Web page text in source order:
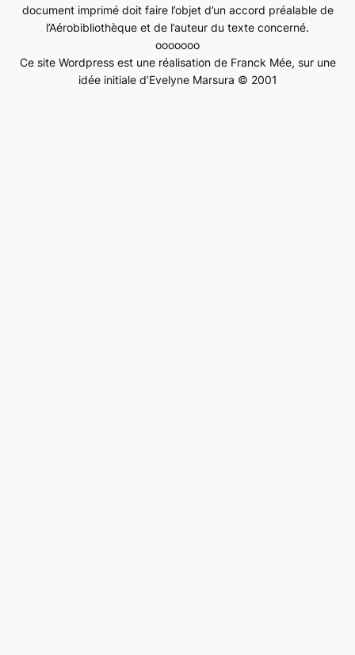
document imprimé doit faire l’objet d’un accord préalable de
l’Aérobibliothèque et de l’auteur du texte concerné.
ooooooo
Ce site Wordpress est une réalisation de Franck Mée, sur une
idée initiale d’Evelyne Marsura © 2001